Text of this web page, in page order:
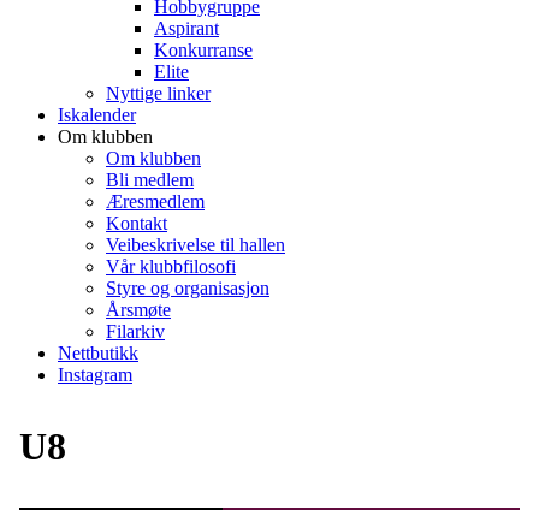
Hobbygruppe
Aspirant
Konkurranse
Elite
Nyttige linker
Iskalender
Om klubben
Om klubben
Bli medlem
Æresmedlem
Kontakt
Veibeskrivelse til hallen
Vår klubbfilosofi
Styre og organisasjon
Årsmøte
Filarkiv
Nettbutikk
Instagram
U8